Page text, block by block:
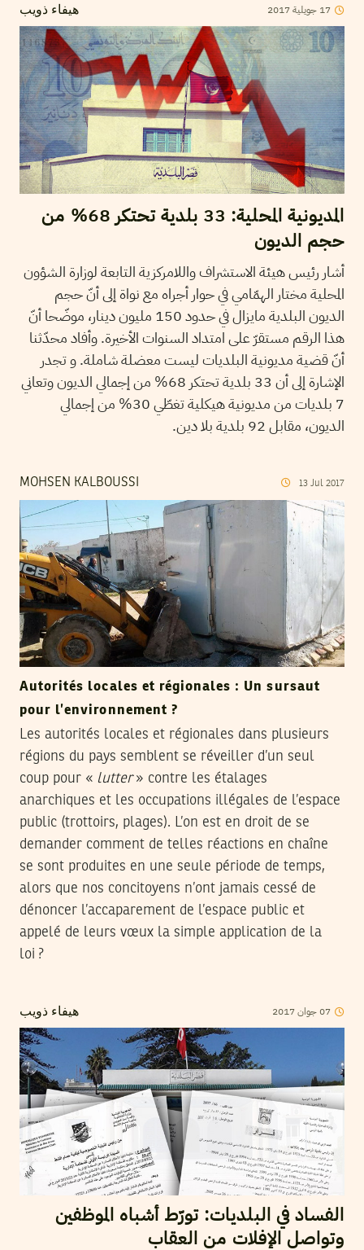
هيفاء ذويب 17 جويلية2017
المديونية المحلية: 33 بلدية تحتكر 68% من
حجم الديون
أشار رئيس هيئة الاستشراف واللامركزية التابعة لوزارة الشؤون
المحلية مختار الهمّامي في حوار أجراه مع نواة إلى أنّ حجم
الديون البلدية مايزال في حدود 150 مليون دينار، موضّحا أنّ
هذا الرقم مستقرّ على امتداد السنوات الأخيرة. وأفاد محدّثنا
أنّ قضية مديونية البلديات ليست معضلة شاملة. و تجدر
الإشارة إلى أن 33 بلدية تحتكر 68% من إجمالي الديون وتعاني
7 بلديات من مديونية هيكلية تغطّي 30% من إجمالي
الديون، مقابل 92 بلدية بلا دين.
MOHSEN KALBOUSSI 13 Jul 2017
Autorités locales et régionales : Un sursaut
pour l’environnement ?
Les autorités locales et régionales dans plusieurs
régions du pays semblent se réveiller d’un seul
coup pour « lutter» contre les étalages
anarchiques et les occupations illégales de l’espace
public (trottoirs, plages). L’on est en droit de se
demander comment de telles réactions en chaîne
se sont produites en une seule période de temps,
alors que nos concitoyens n’ont jamais cessé de
dénoncer l’accaparement de l’espace public et
appelé de leurs vœux la simple application de la
loi ?
هيفاء ذويب 07جوان2017
الفساد في البلديات: تورّط أشباه الموظفين
وتواصل الإفلات من العقاب